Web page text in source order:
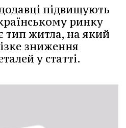
підвищують
ринку
тип житла, на який
зниження
у статті.